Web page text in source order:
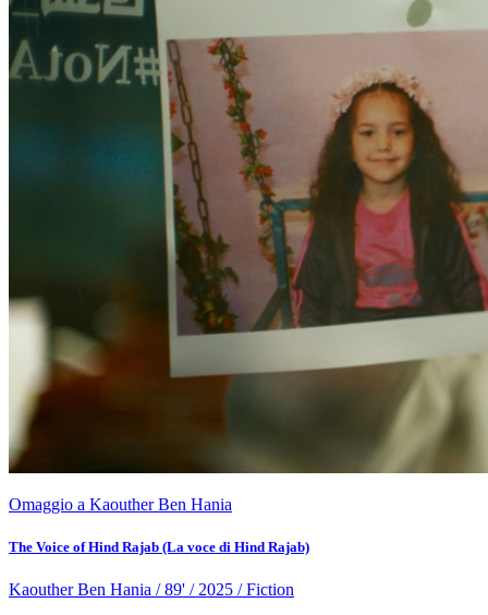
Omaggio a Kaouther Ben Hania
The Voice of Hind Rajab (La voce di Hind Rajab)
Kaouther Ben Hania / 89' / 2025 / Fiction